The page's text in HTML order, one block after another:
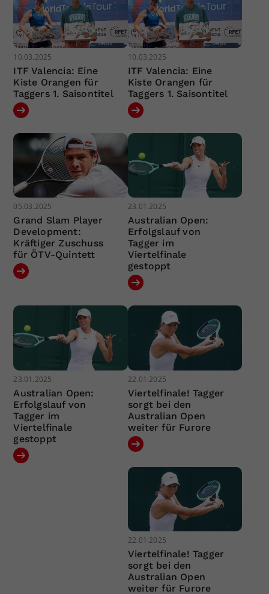
10.03.2025
ITF Valencia: Eine
Kiste Orangen für
Taggers 1. Saisontitel
10.03.2025
ITF Valencia: Eine
Kiste Orangen für
Taggers 1. Saisontitel
05.03.2025
Grand Slam Player
Development:
Kräftiger Zuschuss
für ÖTV-Quintett
23.01.2025
Australian Open:
Erfolgslauf von
Tagger im
Viertelfinale
gestoppt
23.01.2025
Australian Open:
Erfolgslauf von
Tagger im
Viertelfinale
gestoppt
22.01.2025
Viertelfinale! Tagger
sorgt bei den
Australian Open
weiter für Furore
22.01.2025
Viertelfinale! Tagger
sorgt bei den
Australian Open
weiter für Furore